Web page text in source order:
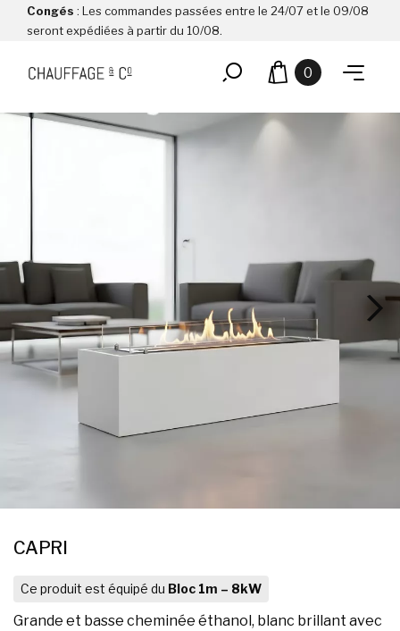
Congés : Les commandes passées entre le 24/07 et le 09/08
seront expédiées à partir du 10/08.
0
CAPRI
Ce produit est équipé du Bloc 1m – 8kW
Grande et basse cheminée éthanol, blanc brillant avec